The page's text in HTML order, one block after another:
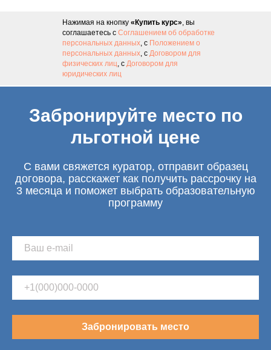
Нажимая на кнопку «Купить курс», вы
соглашаетесь с Соглашением об обработке
персональных данных, с Положением о
персональных данных, с Договором для
физических лиц, с Договором для
юридических лиц
Забронируйте место по
льготной цене
С вами свяжется куратор, отправит образец
договора, расскажет как получить рассрочку на
3 месяца и поможет выбрать образовательную
программу
Забронировать место